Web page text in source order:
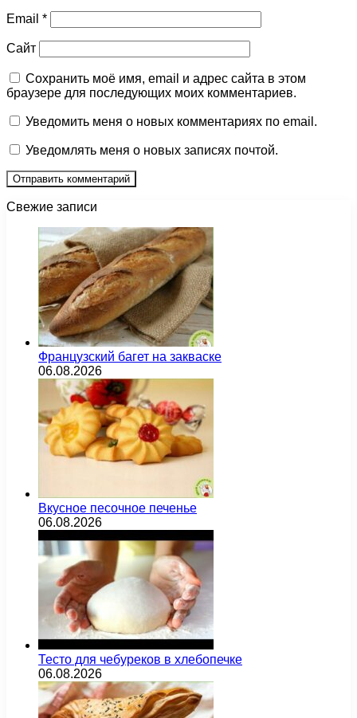
Email *
Сайт
Сохранить моё имя, email и адрес сайта в этом
браузере для последующих моих комментариев.
Уведомить меня о новых комментариях по email.
Уведомлять меня о новых записях почтой.
Свежие записи
Французский багет на закваске
06.08.2026
Вкусное песочное печенье
06.08.2026
Тесто для чебуреков в хлебопечке
06.08.2026